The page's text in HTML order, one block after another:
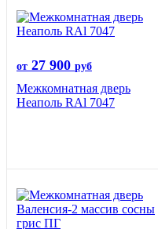
от 27 900 руб
Межкомнатная дверь
Неаполь RAl 7047